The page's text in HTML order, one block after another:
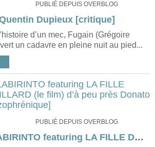
PUBLIÉ DEPUIS OVERBLOG
Dupieux [critique]
d’un mec, Fugain (Grégoire
un cadavre en pleine nuit au pied...
PUBLIÉ DEPUIS OVERBLOG
L’UOMO DEL LABIRINTO featuring LA FILLE DANS LE BROUILLARD (le film) d’à peu près Donato Carrisi [avis schizophrénique]